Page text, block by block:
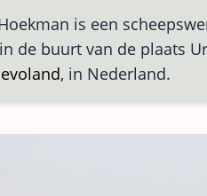
is een
de buurt van de plaats
, in Nederland.